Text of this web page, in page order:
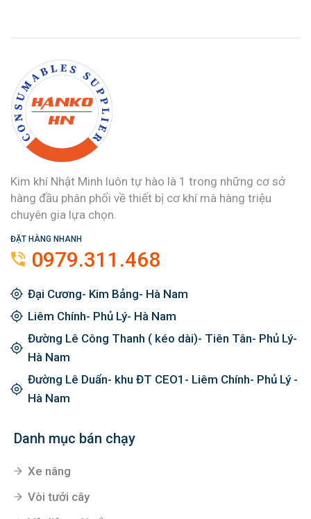
Kim khí Nhật Minh luôn tự hào là 1 trong những cơ sở
hàng đầu phân phối về thiết bị cơ khí mà hàng triệu
chuyên gia lựa chọn.
ĐẶT HÀNG NHANH
0979.311.468
Đại Cương- Kim Bảng- Hà Nam
Liêm Chính- Phủ Lý- Hà Nam
Đường Lê Công Thanh ( kéo dài)- Tiên Tân- Phủ Lý-
Hà Nam
Đường Lê Duẩn- khu ĐT CEO1- Liêm Chính- Phủ Lý -
Hà Nam
Danh mục bán chạy
Xe nâng
Vòi tưới cây